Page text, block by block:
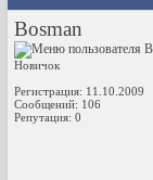
Bosman
Новичок
Регистрация: 11.10.2009
Сообщений: 106
Репутация: 0